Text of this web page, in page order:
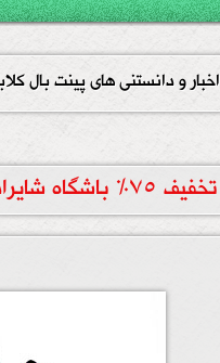
اخبار و دانستنی های پینت بال
تخفیف 75% باشگاه شایراد به مناسبت ولادت امام حسن عسگری و حضرت معصومه